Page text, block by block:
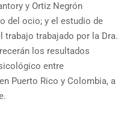
y Ortiz Negrón
del ocio; y el estudio de
trabajo trabajado por la Dra.
los resultados
entre
Puerto Rico y Colombia, a